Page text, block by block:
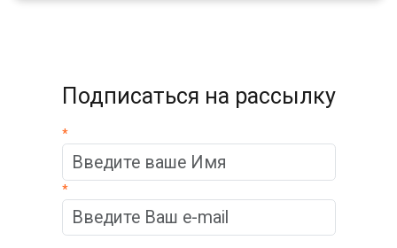
Подписаться на рассылку
*
*